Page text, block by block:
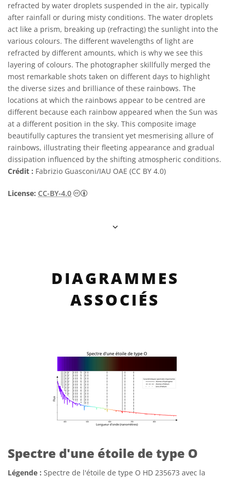
refracted by water droplets suspended in the air, typically
after rainfall or during misty conditions. The water droplets
act like a prism, breaking up (refracting) the sunlight into the
various colours. The different wavelengths of light are
refracted by different amounts, which is why we see this
layering of colours. The photographer skillfully merged the
most remarkable shots taken on different days to highlight
the diverse sizes and brilliance of these rainbows. The
locations at which the rainbows appear to be centred are
different because each rainbow appeared when the Sun was
at a different position in the sky. This composite image
beautifully captures the transient yet mesmerising allure of
rainbows, illustrating their fleeting appearance and gradual
dissipation influenced by the shifting atmospheric conditions.
Crédit : Fabrizio Guasconi/IAU OAE (CC BY 4.0)
License: CC-BY-4.0 Creative Commons (CC) Attribution 4.0
DIAGRAMMES
ASSOCIÉS
Spectre d'une étoile de type O
Légende : Spectre de l'étoile de type O HD 235673 avec la